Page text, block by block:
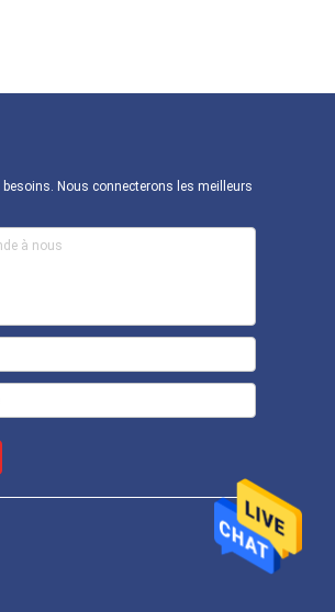
besoins. Nous connecterons les meilleurs